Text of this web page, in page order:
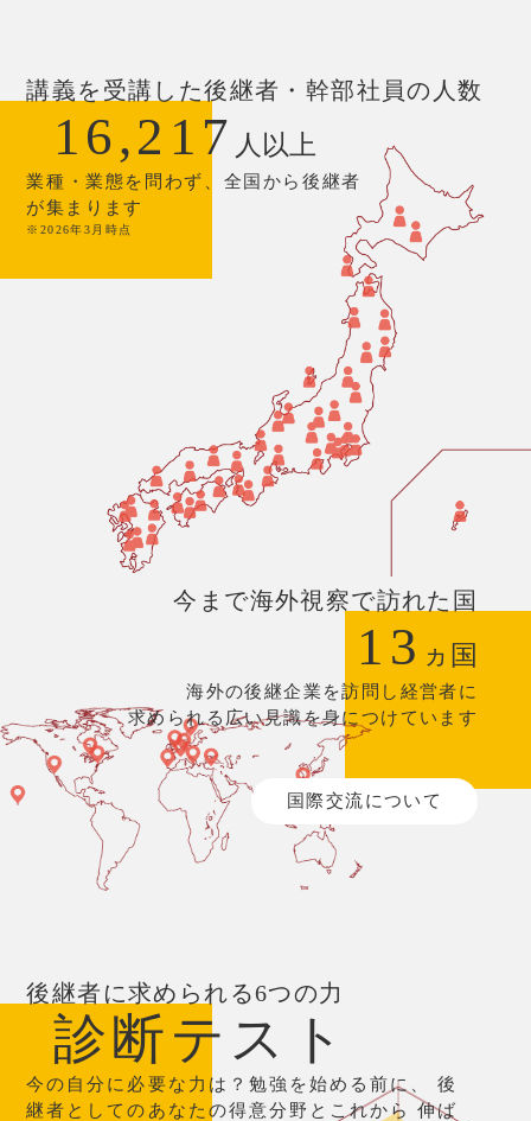
講義を受講した後継者・幹部社員の人数
16,217 人以上
業種・業態を問わず、全国から後継者
が集まります
※2026年3月時点
今まで海外視察で訪れた国
13 ヵ国
海外の後継企業を訪問し経営者に
求められる広い見識を身につけています
国際交流について
後継者に求められる6つの力
診断テスト
今の自分に必要な力は？勉強を始める前に、
後
継者としてのあなたの得意分野とこれから
伸ば